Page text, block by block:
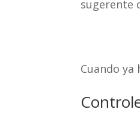
sugerente
Cuando